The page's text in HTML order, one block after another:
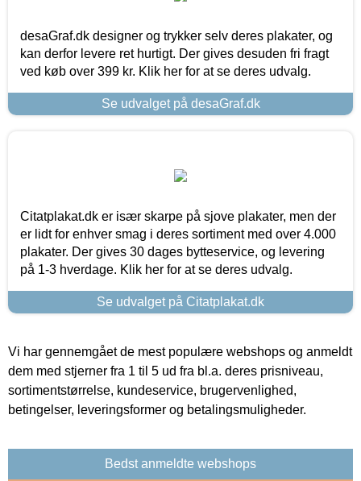
desaGraf.dk designer og trykker selv deres plakater, og
kan derfor levere ret hurtigt. Der gives desuden fri fragt
ved køb over 399 kr. Klik her for at se deres udvalg.
Se udvalget på desaGraf.dk
Citatplakat.dk er især skarpe på sjove plakater, men der
er lidt for enhver smag i deres sortiment med over 4.000
plakater. Der gives 30 dages bytteservice, og levering
på 1-3 hverdage. Klik her for at se deres udvalg.
Se udvalget på Citatplakat.dk
Vi har gennemgået de mest populære webshops og anmeldt
dem med stjerner fra 1 til 5 ud fra bl.a. deres prisniveau,
sortimentstørrelse, kundeservice, brugervenlighed,
betingelser, leveringsformer og betalingsmuligheder.
Bedst anmeldte webshops